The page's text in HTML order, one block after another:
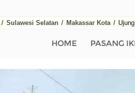
/ Sulawesi Selatan / Makassar Kota /
HOME PASANG